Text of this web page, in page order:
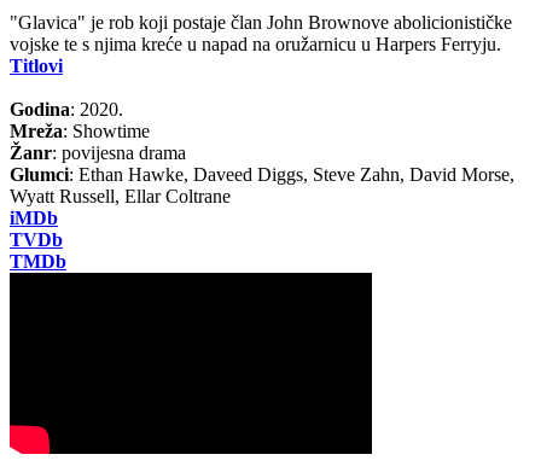
"Glavica" je rob koji postaje član John Brownove abolicionističke
vojske te s njima kreće u napad na oružarnicu u Harpers Ferryju.
Titlovi
Godina: 2020.
Mreža: Showtime
Žanr: povijesna drama
Glumci: Ethan Hawke, Daveed Diggs, Steve Zahn, David Morse,
Wyatt Russell, Ellar Coltrane
iMDb
TVDb
TMDb